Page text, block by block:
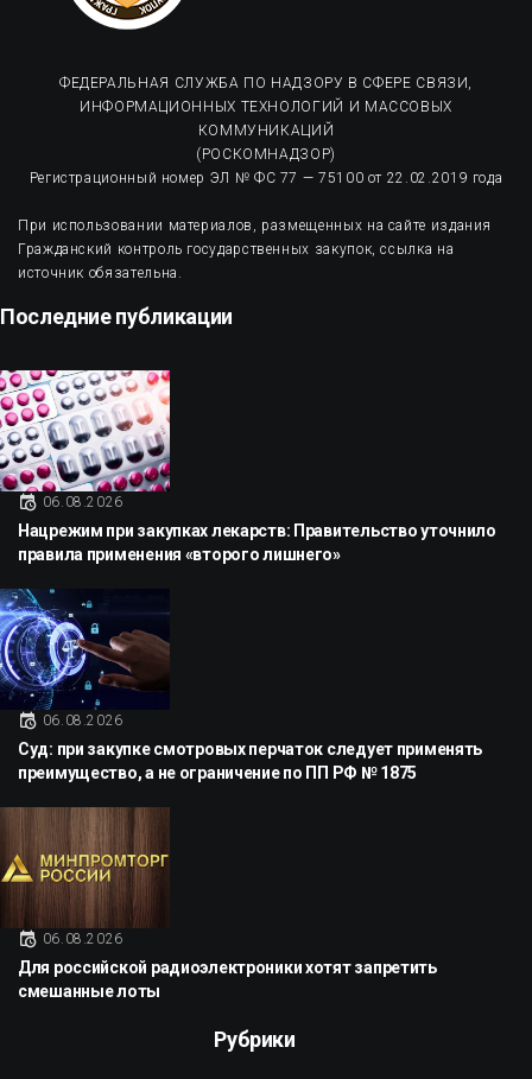
ФЕДЕРАЛЬНАЯ СЛУЖБА ПО НАДЗОРУ В СФЕРЕ СВЯЗИ,
ИНФОРМАЦИОННЫХ ТЕХНОЛОГИЙ И МАССОВЫХ
КОММУНИКАЦИЙ
(РОСКОМНАДЗОР)
Регистрационный номер ЭЛ № ФС 77 — 75100 от 22.02.2019 года
При использовании материалов, размещенных на сайте издания
Гражданский контроль государственных закупок, ссылка на
источник обязательна.
Последние публикации
06.08.2026
Нацрежим при закупках лекарств: Правительство уточнило
правила применения «второго лишнего»
06.08.2026
Суд: при закупке смотровых перчаток следует применять
преимущество, а не ограничение по ПП РФ № 1875
06.08.2026
Для российской радиоэлектроники хотят запретить
смешанные лоты
Рубрики